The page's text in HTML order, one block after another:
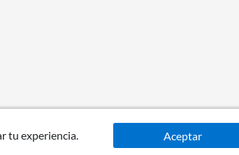
tu experiencia. Aceptar